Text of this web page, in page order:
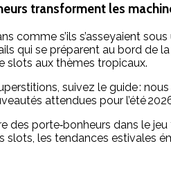
transforment les
comme s’ils s’asseyaient
qui se préparent au bord de
slots aux thèmes tropicaux.
suivez le guide :
attendues pour l’été
des porte‑bonheurs dans le
les tendances estivales